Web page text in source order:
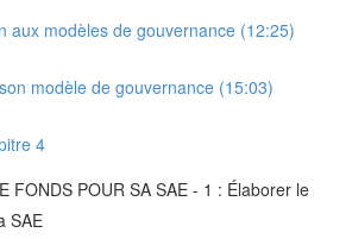
aux modèles de gouvernance (12:25)
modèle de gouvernance (15:03)
4
FONDS POUR SA SAE - 1 : Élaborer le
SAE